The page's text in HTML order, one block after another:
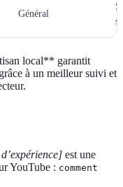
Général
local** garantit
à un meilleur suivi et
est une
YouTube : comment